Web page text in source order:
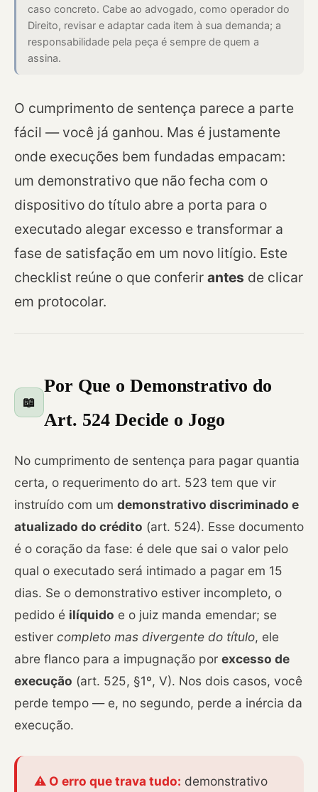
caso concreto. Cabe ao advogado, como operador do
Direito, revisar e adaptar cada item à sua demanda; a
responsabilidade pela peça é sempre de quem a
assina.
O cumprimento de sentença parece a parte
fácil — você já ganhou. Mas é justamente
onde execuções bem fundadas empacam:
um demonstrativo que não fecha com o
dispositivo do título abre a porta para o
executado alegar excesso e transformar a
fase de satisfação em um novo litígio. Este
checklist reúne o que conferir antes de clicar
em protocolar.
📖
Por Que o Demonstrativo do
Art. 524 Decide o Jogo
No cumprimento de sentença para pagar quantia
certa, o requerimento do art. 523 tem que vir
instruído com um demonstrativo discriminado e
atualizado do crédito (art. 524). Esse documento
é o coração da fase: é dele que sai o valor pelo
qual o executado será intimado a pagar em 15
dias. Se o demonstrativo estiver incompleto, o
pedido é ilíquido e o juiz manda emendar; se
estiver completo mas divergente do título, ele
abre flanco para a impugnação por excesso de
execução (art. 525, §1º, V). Nos dois casos, você
perde tempo — e, no segundo, perde a inércia da
execução.
⚠️ O erro que trava tudo: demonstrativo